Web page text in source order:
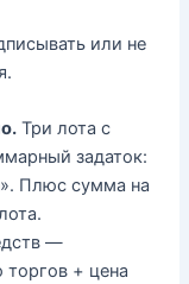
или не
Три лота с
задаток:
Плюс сумма на
—
+ цена